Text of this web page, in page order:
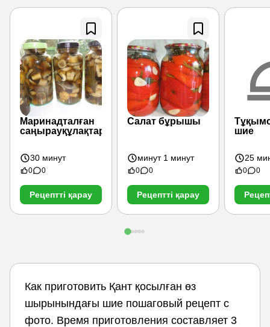
Маринадталған
саңырауқұлақтар
30 минут
0 0
Рецептті қарау
Салат бұрышы
минут 1 минут
0 0
Рецептті қарау
шие
25
0 0
Как приготовить Қант қосылған өз
шырынындағы шие пошаговый рецепт с
фото. Время приготовления составляет 3